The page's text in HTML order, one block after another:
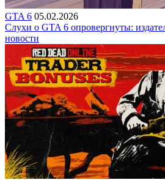
GTA 6 05.02.2026
Слухи о GTA 6 опровергнуты:
новости